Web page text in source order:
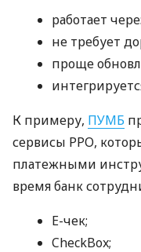
работает
не требует
проще
К примеру, ПУМБ
сервисы РРО,
платежными
время банк
E-чек;
CheckBox;